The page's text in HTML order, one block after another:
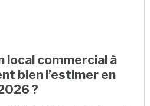
local commercial à
bien l’estimer en
?